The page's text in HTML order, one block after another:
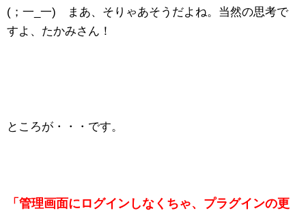
(；一_一) まあ、そりゃあそうだよね。当然の思考で
すよ、たかみさん！
ところが・・・です。
「管理画面にログインしなくちゃ、プラグインの更